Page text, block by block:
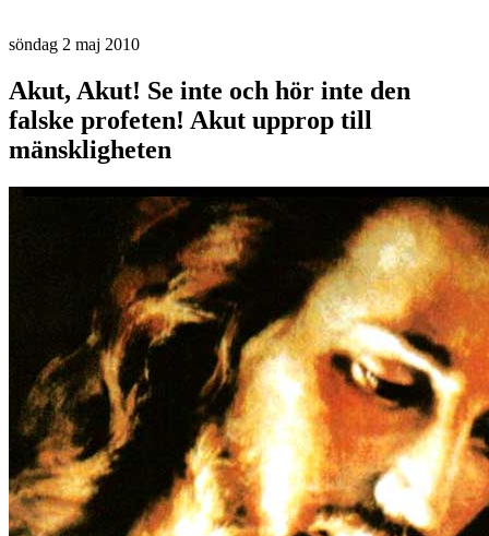
söndag 2 maj 2010
Akut, Akut! Se inte och hör inte den
falske profeten! Akut upprop till
mänskligheten